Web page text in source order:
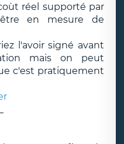
réel supporté par
en mesure de
l'avoir signé avant
mais on peut
c'est pratiquement